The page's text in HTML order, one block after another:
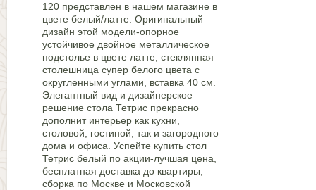
120 представлен в нашем магазине в
цвете белый/латте. Оригинальный
дизайн этой модели-опорное
устойчивое двойное металлическое
подстолье в цвете латте, стеклянная
столешница супер белого цвета с
округленными углами, вставка 40 см.
Элегантный вид и дизайнерское
решение стола Тетрис прекрасно
дополнит интерьер как кухни,
столовой, гостиной, так и загородного
дома и офиса. Успейте купить стол
Тетрис белый по акции-лучшая цена,
бесплатная доставка до квартиры,
сборка по Москве и Московской